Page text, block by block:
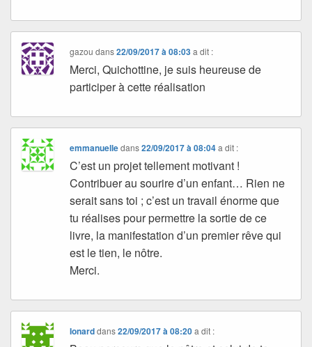
gazou dans22/09/2017 à 08:03 a dit :
Merci, Quichottine, je suis heureuse de
participer à cette réalisation
emmanuelledans22/09/2017 à 08:04 a dit :
C’est un projet tellement motivant !
Contribuer au sourire d’un enfant… Rien ne
serait sans toi ; c’est un travail énorme que
tu réalises pour permettre la sortie de ce
livre, la manifestation d’un premier rêve qui
est le tien, le nôtre.
Merci.
Ionarddans22/09/2017 à 08:20 a dit :